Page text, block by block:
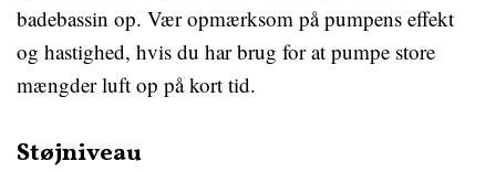
badebassin op. Vær opmærksom på pumpens effekt
og hastighed, hvis du har brug for at pumpe store
mængder luft op på kort tid.
Støjniveau